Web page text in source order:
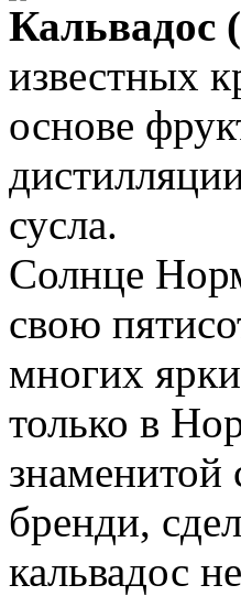
Кальвадос
известных
основе
сусла.
Солнце
свою
многих
только в
бренди,
кальвадос